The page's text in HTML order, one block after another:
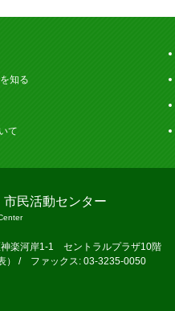
知る
て
民活動センター
楽河岸1-1 セントラルプラザ10階
） / ファックス: 03-3235-0050